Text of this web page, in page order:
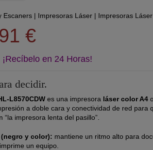
Escaners| Impresoras Láser| Impresoras
€
¡Recíbelo en 24 Horas!
decidir.
L8570CDWes una impresora láser color A4
a doble cara y conectividad de red para
“la impresora lenta del pasillo”.
y color): mantiene un ritmo alto para
un equipo.